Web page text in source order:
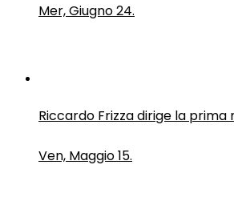
Mer, Giugno 24.
Riccardo Frizza dirige la prima
Ven, Maggio 15.